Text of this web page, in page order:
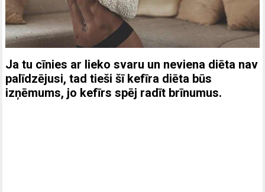
Ja tu cīnies ar lieko svaru un neviena diēta nav
palīdzējusi, tad tieši šī kefīra diēta būs
izņēmums, jo kefīrs spēj radīt brīnumus.